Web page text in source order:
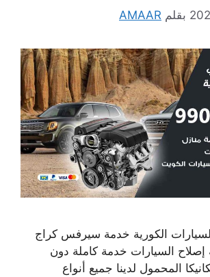
بقلم AMAAR
الكورية خدمة سيرفس كراج
إصلاح السيارات خدمة كاملة دون
المحمول لدينا جميع أنواع